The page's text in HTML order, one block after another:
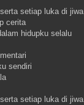
setiap luka di jiwa
cerita
hidupku selalu
sendiri
setiap luka di jiwa